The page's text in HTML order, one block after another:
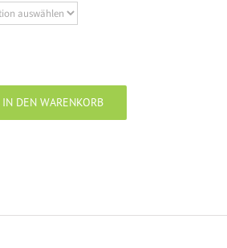
IN DEN WARENKORB